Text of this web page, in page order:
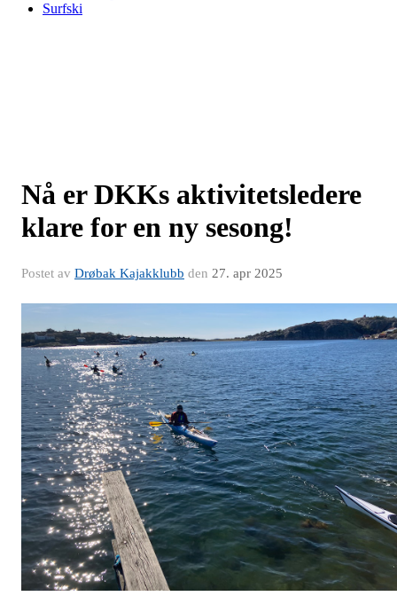
Surfski
Nå er DKKs aktivitetsledere
klare for en ny sesong!
Postet av Drøbak Kajakklubb den 27. apr 2025